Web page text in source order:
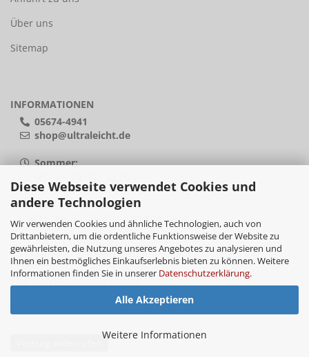
Diese Webseite verwendet Cookies und
andere Technologien
Wir verwenden Cookies und ähnliche Technologien, auch von
Drittanbietern, um die ordentliche Funktionsweise der Website zu
gewährleisten, die Nutzung unseres Angebotes zu analysieren und
Ihnen ein bestmögliches Einkaufserlebnis bieten zu können. Weitere
Informationen finden Sie in unserer Datenschutzerklärung.
Alle Akzeptieren
Weitere Informationen
Über uns
Sitemap
INFORMATIONEN
05674-4941
shop@ultraleicht.de
Sommer:
Winter:
Mi - So: 10:00 - Sonnenuntergang
AKTUELL
Link zurHauptseite / Aktuell